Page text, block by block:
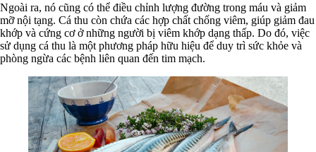
Ngoài ra, nó cũng có thể điều chỉnh lượng đường trong máu và giảm
mỡ nội tạng. Cá thu còn chứa các hợp chất chống viêm, giúp giảm đau
khớp và cứng cơ ở những người bị viêm khớp dạng thấp. Do đó, việc
sử dụng cá thu là một phương pháp hữu hiệu để duy trì sức khỏe và
phòng ngừa các bệnh liên quan đến tim mạch.